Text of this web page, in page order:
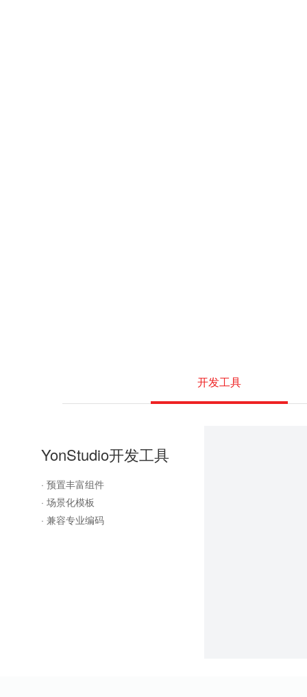
开发工具
YonStudio开发工具
· 预置丰富组件
· 场景化模板
· 兼容专业编码